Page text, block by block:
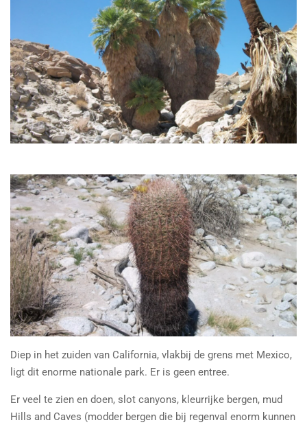
Diep in het zuiden van California, vlakbij de grens met Mexico,
ligt dit enorme nationale park. Er is geen entree.
Er veel te zien en doen, slot canyons, kleurrijke bergen, mud
Hills and Caves (modder bergen die bij regenval enorm kunnen